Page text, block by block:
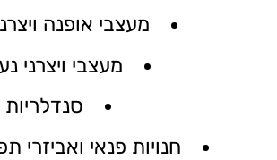
מעצבי אופנה
מעצבי ויצרני
סנדלריות
חנויות פנאי ואביזרי